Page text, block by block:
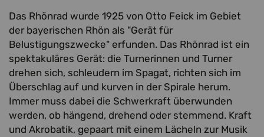
Das Rhönrad wurde 1925 von Otto Feick im Gebiet
der bayerischen Rhön als "Gerät für
Belustigungszwecke" erfunden. Das Rhönrad ist ein
spektakuläres Gerät: die Turnerinnen und Turner
drehen sich, schleudern im Spagat, richten sich im
Überschlag auf und kurven in der Spirale herum.
Immer muss dabei die Schwerkraft überwunden
werden, ob hängend, drehend oder stemmend. Kraft
und Akrobatik, gepaart mit einem Lächeln zur Musik